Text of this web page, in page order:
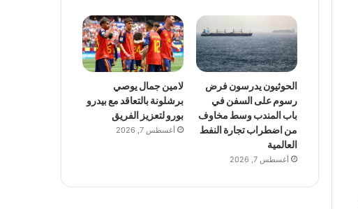
الحوثيون يدرسون فرض
رسوم على السفن في
باب المندب وسط مخاوف
من اضطراب تجارة النفط
العالمية
أغسطس 7, 2026
لامين جمال يوصي
برشلونة بالتعاقد مع بيدرو
بورو لتعزيز الفريق
أغسطس 7, 2026